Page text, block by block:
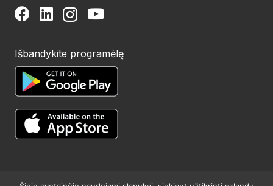
Išbandykite programėlę